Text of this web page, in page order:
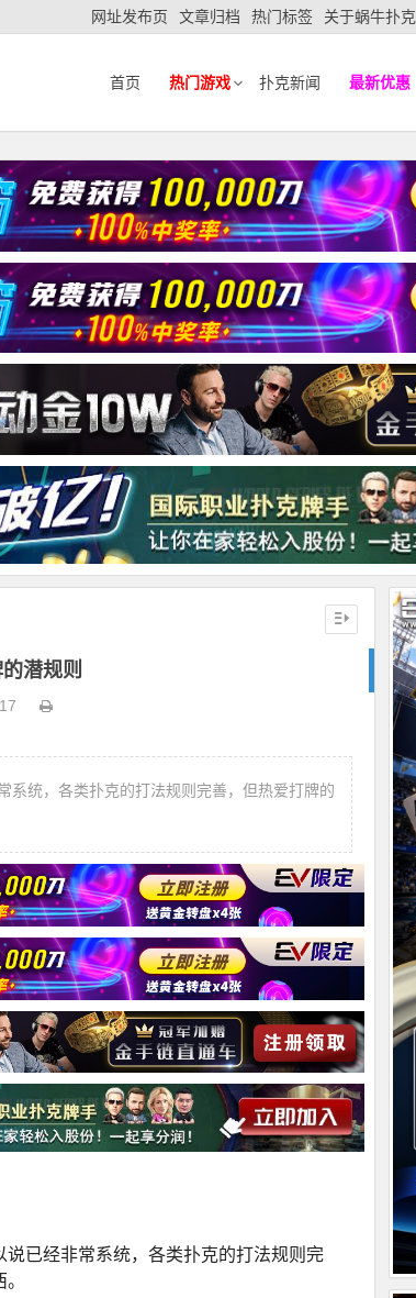
网址发布页 文章归档 热门标签 关于蜗牛扑克
首页 热门游戏 扑克新闻 最新优惠
潜规则
系统，各类扑克的打法规则完善，但热爱打牌的
已经非常系统，各类扑克的打法规则完